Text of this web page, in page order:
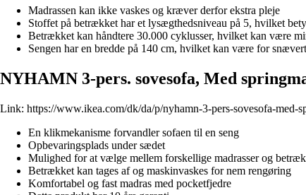
Madrassen kan ikke vaskes og kræver derfor ekstra pleje
Stoffet på betrækket har et lysægthedsniveau på 5, hvilket
Betrækket kan håndtere 30.000 cyklusser, hvilket kan være
Sengen har en bredde på 140 cm, hvilket kan være for
NYHAMN 3-pers. sovesofa, Med
Link: https://www.ikea.com/dk/da/p/nyhamn-3-pers-sovesofa-med-
En klikmekanisme forvandler sofaen til en seng
Opbevaringsplads under sædet
Mulighed for at vælge mellem forskellige madrasser og betræk
Betrækket kan tages af og maskinvaskes for nem rengøring
Komfortabel og fast madras med pocketfjedre